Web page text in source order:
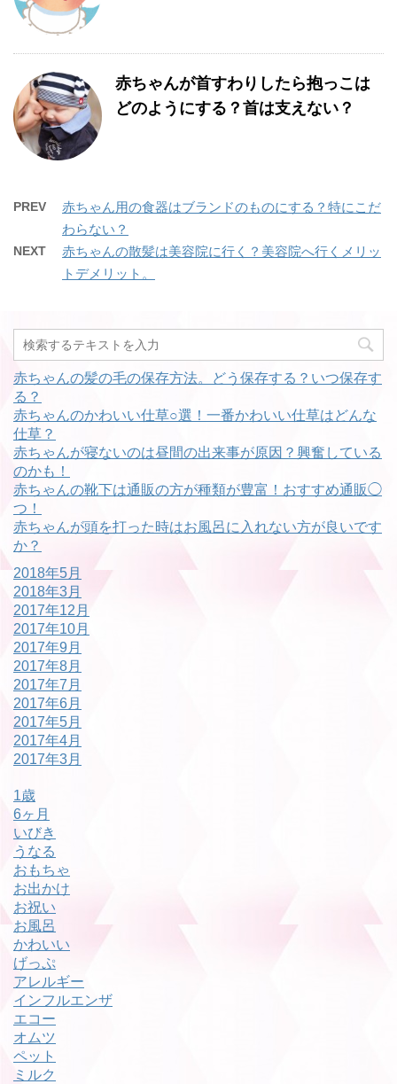
赤ちゃんが首すわりしたら抱っこは
どのようにする？首は支えない？
PREV
赤ちゃん用の食器はブランドのものにする？特にこだ
わらない？
NEXT
赤ちゃんの散髪は美容院に行く？美容院へ行くメリッ
トデメリット。
赤ちゃんの髪の毛の保存方法。どう保存する？いつ保存す
る？
赤ちゃんのかわいい仕草○選！一番かわいい仕草はどんな
仕草？
赤ちゃんが寝ないのは昼間の出来事が原因？興奮している
のかも！
赤ちゃんの靴下は通販の方が種類が豊富！おすすめ通販◯
つ！
赤ちゃんが頭を打った時はお風呂に入れない方が良いです
か？
2018年5月
2018年3月
2017年12月
2017年10月
2017年9月
2017年8月
2017年7月
2017年6月
2017年5月
2017年4月
2017年3月
1歳
6ヶ月
いびき
うなる
おもちゃ
お出かけ
お祝い
お風呂
かわいい
げっぷ
アレルギー
インフルエンザ
エコー
オムツ
ペット
ミルク